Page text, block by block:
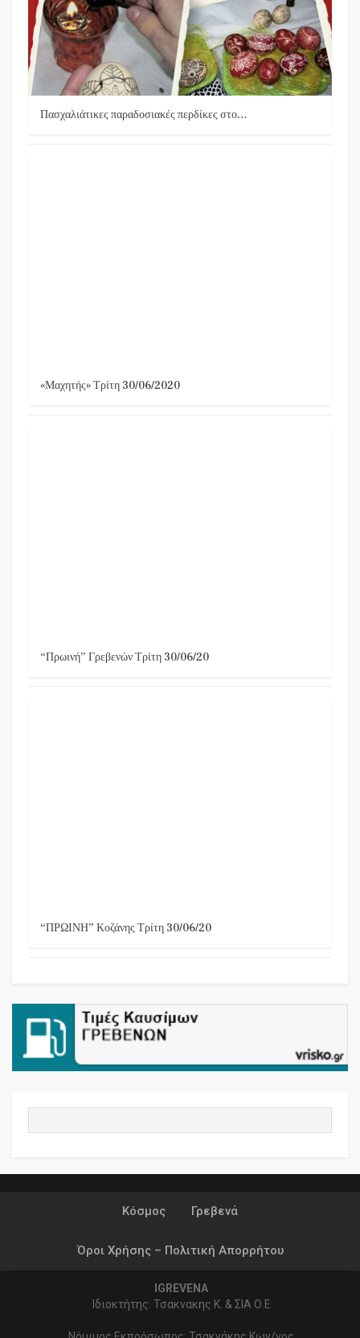
Πασχαλιάτικες παραδοσιακές περδίκες στο…
«Μαχητής» Τρίτη 30/06/2020
“Πρωινή” Γρεβενών Τρίτη 30/06/20
“ΠΡΩΙΝΗ” Κοζάνης Τρίτη 30/06/20
Κόσμος Γρεβενά
Όροι Χρήσης – Πολιτική Απορρήτου
IGREVENA
Ιδιοκτήτης: Τσακνακης Κ. & ΣΙΑ Ο.Ε